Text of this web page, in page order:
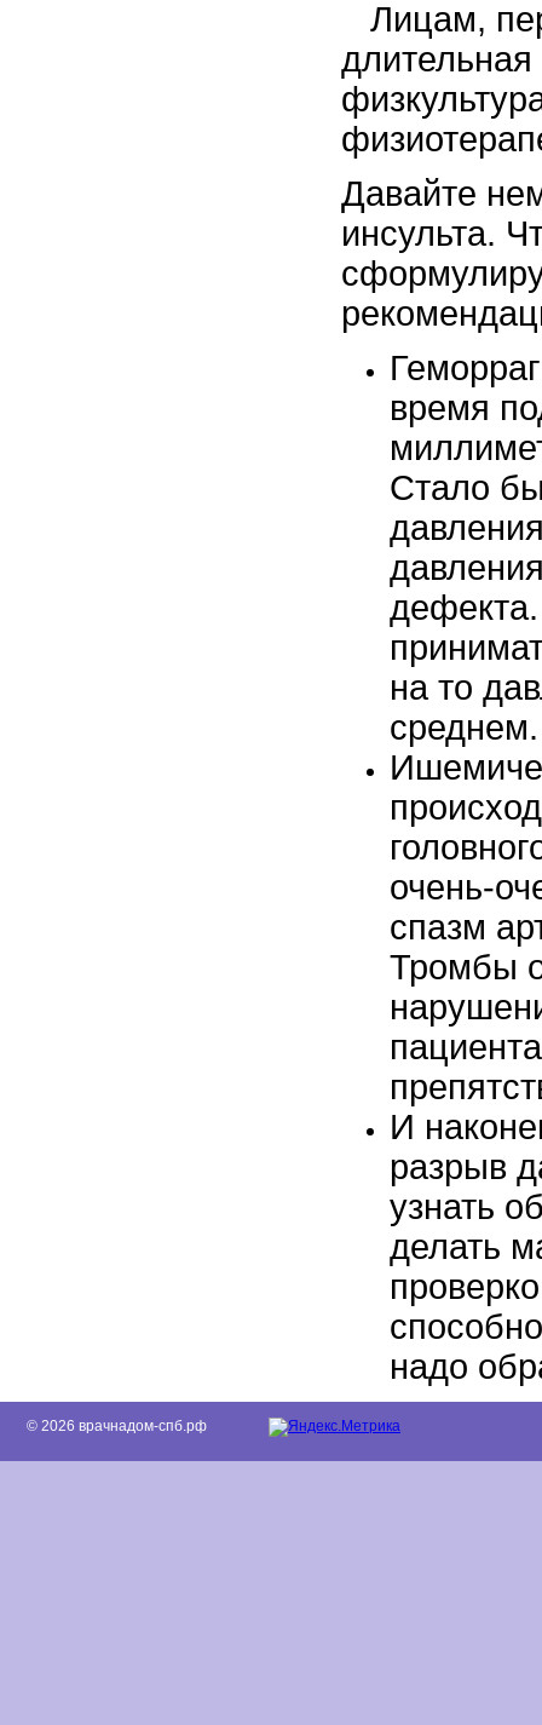
Лицам,
Давайте
инсульта.
время
Стало
на то
среднем.
очень-
спазм
Тромбы
И
разрыв
узнать
делать
надо
© 2026 врачнадом-спб.рф